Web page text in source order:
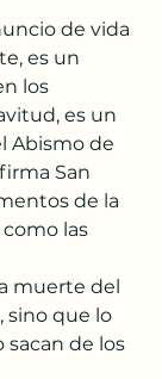
de vida
es un
los
es un
Abismo de
San
de la
las
muerte del
sino que lo
sacan de los